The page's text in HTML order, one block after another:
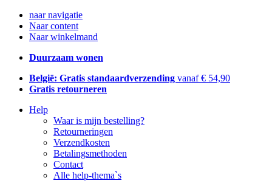
naar navigatie
Naar content
Naar winkelmand
Duurzaam wonen
België: Gratis standaardverzending vanaf € 54,90
Gratis retourneren
Help
Waar is mijn bestelling?
Retourneringen
Verzendkosten
Betalingsmethoden
Contact
Alle help-thema`s